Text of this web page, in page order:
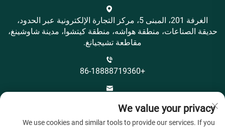
الغرفة 201، المبنى 5، مركز التجارة الإلكترونية عبر الحدود،
حديقة الصناعات، منطقة هواشه، منطقة كيتشوا، مدينة شاوشينغ،
مقاطعة تشيجيانغ.
+86-18888719360
We value your privacy
We use cookies and similar tools to provide our services. If you